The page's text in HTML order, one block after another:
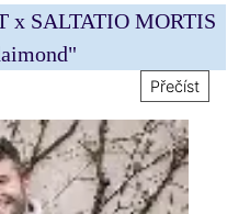
x SALTATIO MORTIS
Přečíst